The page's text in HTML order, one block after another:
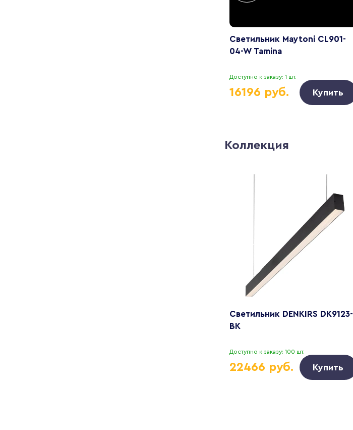
Светильник Maytoni CL901-
04-W Tamina
Доступно к заказу: 1 шт.
16196 руб. Купить
Коллекция
Светильник DENKIRS DK9123-
BK
Доступно к заказу: 100 шт.
22466 руб. Купить